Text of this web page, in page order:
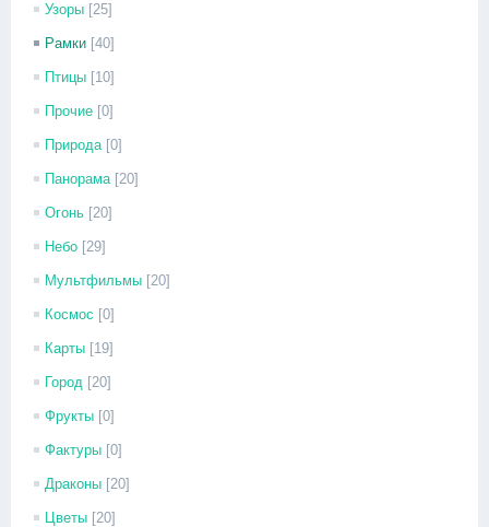
Узоры [25]
Рамки [40]
Птицы [10]
Прочие [0]
Природа [0]
Панорама [20]
Огонь [20]
Небо [29]
Мультфильмы [20]
Космос [0]
Карты [19]
Город [20]
Фрукты [0]
Фактуры [0]
Драконы [20]
Цветы [20]